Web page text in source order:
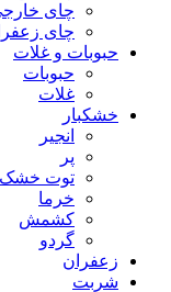
چای
چای
حبوبات و غلات
حبوبات
غلات
خشکبار
انجیر
پر
توت خشک
خرما
کشمش
گردو
زعفران
شربت